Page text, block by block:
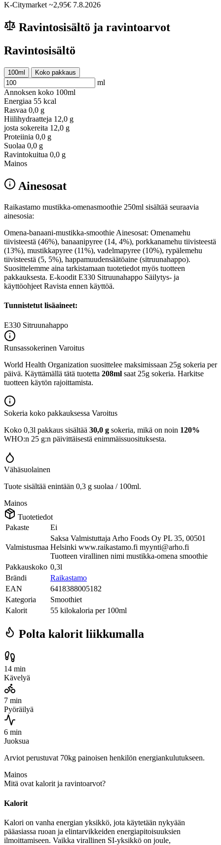
K-Citymarket ~2,95€ 7.8.2026
Ravintosisältö ja ravintoarvot
Ravintosisältö
100ml Koko pakkaus
ml
Annoksen koko 100ml
Energiaa 55 kcal
Rasvaa 0,0 g
Hiilihydraatteja 12,0 g
josta sokereita 12,0 g
Proteiinia 0,0 g
Suolaa 0,0 g
Ravintokuitua 0,0 g
Mainos
Ainesosat
Raikastamo mustikka-omenasmoothie 250ml sisältää seuraavia
ainesosia:
Omena-banaani-mustikka-smoothie Ainesosat: Omenamehu
tiivisteestä (46%), banaanipyree (14, 4%), porkkanamehu tiivisteestä
(13%), mustikkapyree (11%), vadelmapyree (10%), rypälemehu
tiivisteestä (5, 5%), happamuudensäätöaine (sitruunahappo).
Suosittelemme aina tarkistamaan tuotetiedot myös tuotteen
pakkauksesta. E-koodit E330 Sitruunahappo Säilytys- ja
käyttöohjeet Ravista ennen käyttöä.
Tunnistetut lisäaineet:
E330 Sitruunahappo
Runsassokerinen Varoitus
World Health Organization suosittelee maksimissaan 25g sokeria per
päivä. Käyttämällä tätä tuotetta 208ml saat 25g sokeria. Harkitse
tuotteen käytön rajoittamista.
Sokeria koko pakkauksessa Varoitus
Koko 0,3l pakkaus sisältää 30,0 g sokeria, mikä on noin 120%
WHO:n 25 g:n päivittäisestä enimmäissuosituksesta.
Vähäsuolainen
Tuote sisältää enintään 0,3 g suolaa / 100ml.
Mainos
Tuotetiedot
Pakaste
Ei
Valmistusmaa
Saksa Valmistuttaja Arho Foods Oy PL 35, 00501
Helsinki www.raikastamo.fi myynti@arho.fi
Tuotteen virallinen nimi mustikka-omena smoothie
Pakkauskoko 0,3l
Brändi
Raikastamo
EAN
6418388005182
Kategoria
Smoothiet
Kalorit
55 kilokaloria per 100ml
Polta kalorit liikkumalla
14 min
Kävelyä
7 min
Pyöräilyä
6 min
Juoksua
Arviot perustuvat 70kg painoisen henkilön energiankulutukseen.
Mainos
Mitä ovat kalorit ja ravintoarvot?
Kalorit
Kalori on vanha energian yksikkö, jota käytetään nykyään
pääasiassa ruoan ja elintarvikkeiden energiapitoisuuksien
ilmoittamiseen. Vaikka virallinen SI-yksikkö on joule,